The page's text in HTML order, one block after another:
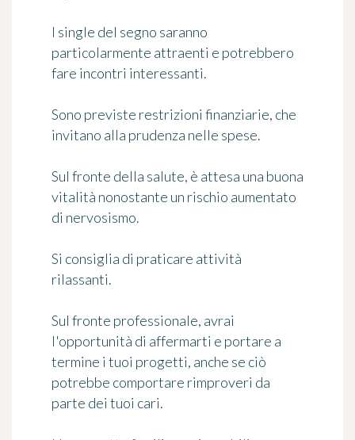
I single del segno saranno
particolarmente attraenti e potrebbero
fare incontri interessanti.
Sono previste restrizioni finanziarie, che
invitano alla prudenza nelle spese.
Sul fronte della salute, è attesa una buona
vitalità nonostante un rischio aumentato
di nervosismo.
Si consiglia di praticare attività
rilassanti.
Sul fronte professionale, avrai
l'opportunità di affermarti e portare a
termine i tuoi progetti, anche se ciò
potrebbe comportare rimproveri da
parte dei tuoi cari.